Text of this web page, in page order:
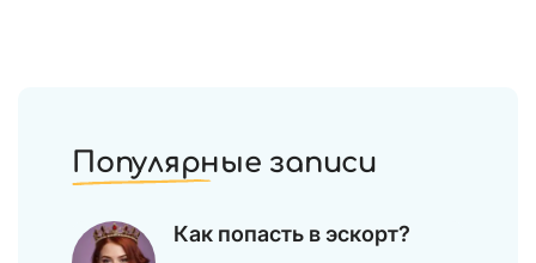
Популярные записи
Как попасть в эскорт?